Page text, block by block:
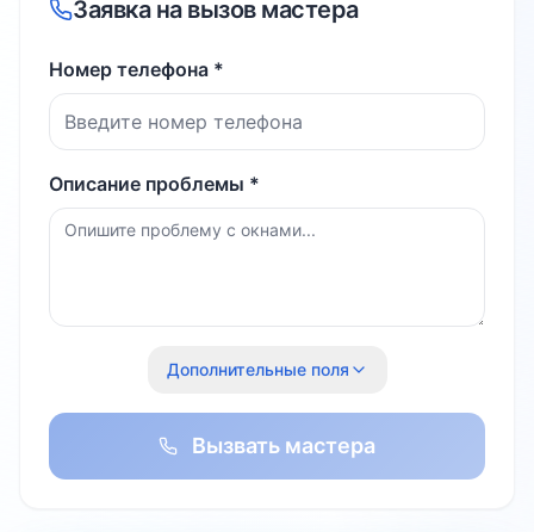
Заявка на вызов мастера
Номер телефона *
Описание проблемы *
Дополнительные поля
Вызвать мастера